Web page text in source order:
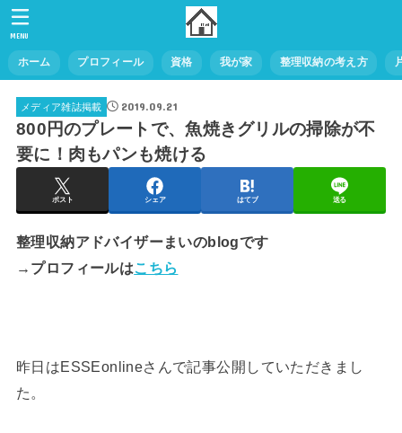
ホーム プロフィール 資格 我が家 整理収納の考え方
MENU
メディア雑誌掲載 2019.09.21
800円のプレートで、魚焼きグリルの掃除が不
要に！肉もパンも焼ける
ポスト シェア はてブ 送る
整理収納アドバイザーまいのblogです
→プロフィールはこちら
昨日はESSEonlineさんで記事公開していただきまし
た。